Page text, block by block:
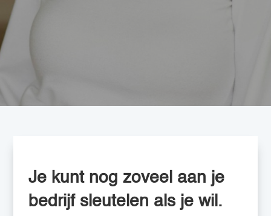
Je kunt nog zoveel aan je
bedrijf sleutelen als je wil.